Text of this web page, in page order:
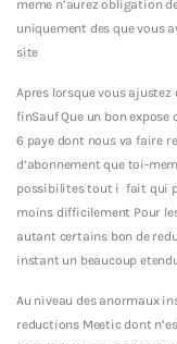
meme n’aurez obligation
uniquement des que vous
site
Apres lorsque vous
finSauf Que un bon
6 paye dont nous va faire
d’abonnement que toi-
possibilites tout i fait qui
moins difficilement Pour
autant certains bon de
instant un beaucoup
Au niveau des anormaux
reductions Meetic dont